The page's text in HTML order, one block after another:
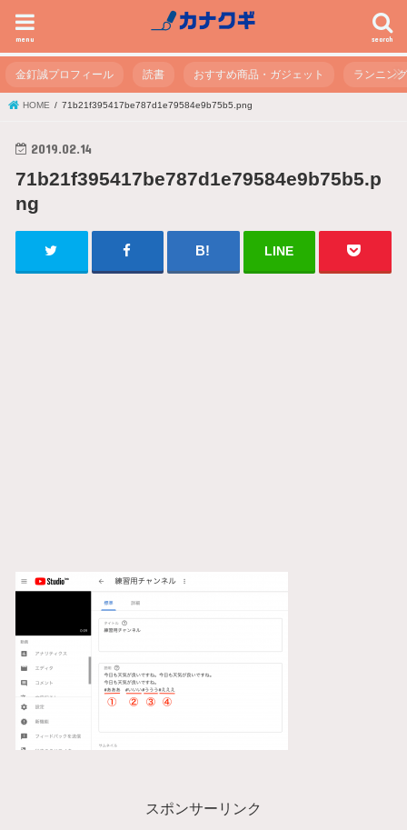
search
menu
金釘誠プロフィール 読書 おすすめ商品・ガジェット ランニング
HOME 71b21f395417be787d1e79584e9b75b5.png
2019.02.14
71b21f395417be787d1e79584e9b75b5.p
ng
LINE
スポンサーリンク